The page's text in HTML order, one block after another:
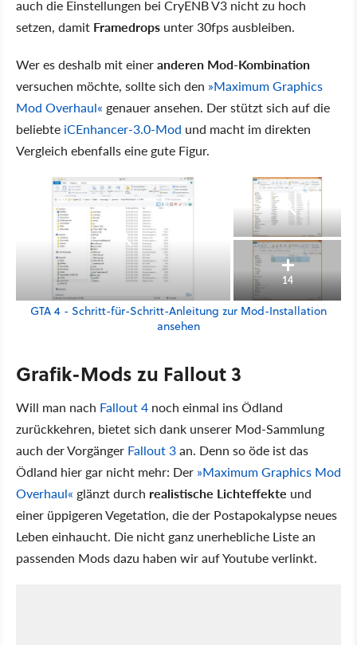
auch die Einstellungen bei CryENB V3 nicht zu hoch
setzen, damit Framedrops unter 30fps ausbleiben.
Wer es deshalb mit eineranderen Mod-Kombination
versuchen möchte, sollte sich den »Maximum Graphics
Mod Overhaul« genauer ansehen. Der stützt sich auf die
beliebte iCEnhancer-3.0-Mod und macht im direkten
Vergleich ebenfalls eine gute Figur.
14
GTA 4 - Schritt-für-Schritt-Anleitung zur Mod-Installation
ansehen
Grafik-Mods zu Fallout 3
Will man nach Fallout 4 noch einmal ins Ödland
zurückkehren, bietet sich dank unserer Mod-Sammlung
auch der Vorgänger Fallout 3an. Denn so öde ist das
Ödland hier gar nicht mehr: Der »Maximum Graphics Mod
Overhaul« glänzt durch realistische Lichteffekte und
einer üppigeren Vegetation, die der Postapokalypse neues
Leben einhaucht. Die nicht ganz unerhebliche Liste an
passenden Mods dazu haben wir auf Youtube verlinkt.